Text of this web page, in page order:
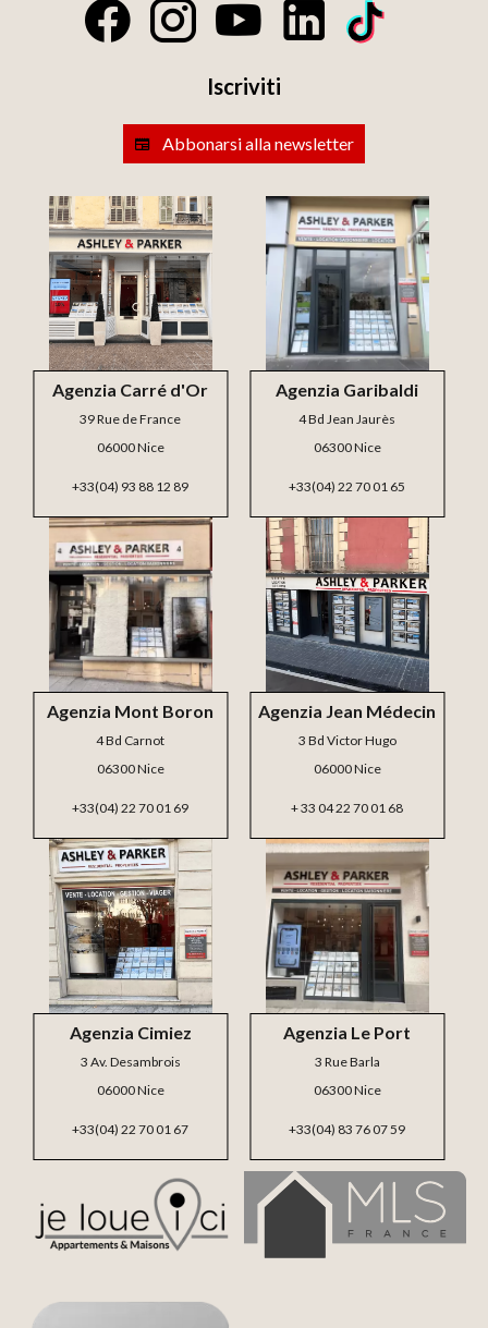
Iscriviti
Abbonarsi alla newsletter
Agenzia Le Port
3 Rue Barla
06300 Nice
+33(04) 83 76 07 59
Agenzia Cimiez
3 Av. Desambrois
06000 Nice
+33(04) 22 70 01 67
Agenzia Jean Médecin
3 Bd Victor Hugo
06000 Nice
+ 33 04 22 70 01 68
Agenzia Carré d'Or
39 Rue de France
06000 Nice
+33(04) 93 88 12 89
Agenzia Garibaldi
4 Bd Jean Jaurès
06300 Nice
+33(04) 22 70 01 65
Agenzia Mont Boron
4 Bd Carnot
06300 Nice
+33(04) 22 70 01 69